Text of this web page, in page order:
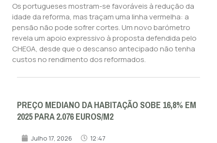
Os portugueses mostram-se favoráveis à redução da
idade da reforma, mas traçam uma linha vermelha: a
pensão não pode sofrer cortes. Um novo barómetro
revela um apoio expressivo à proposta defendida pelo
CHEGA, desde que o descanso antecipado não tenha
custos no rendimento dos reformados.
PREÇO MEDIANO DA HABITAÇÃO SOBE 16,8% EM
2025 PARA 2.076 EUROS/M2
Julho 17, 2026 12:47